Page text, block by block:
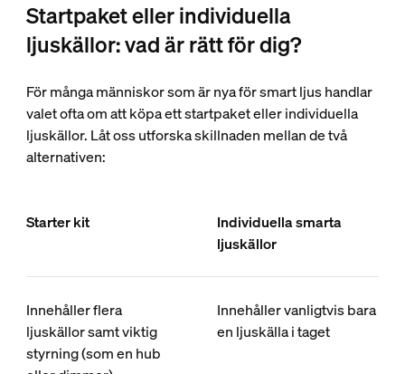
Startpaket eller individuella
ljuskällor: vad är rätt för dig?
För många människor som är nya för smart ljus handlar
valet ofta om att köpa ett startpaket eller individuella
ljuskällor. Låt oss utforska skillnaden mellan de två
alternativen:
Starter kit
Individuella smarta
ljuskällor
Innehåller flera
ljuskällor samt viktig
styrning (som en hub
Innehåller vanligtvis bara
en ljuskälla i taget